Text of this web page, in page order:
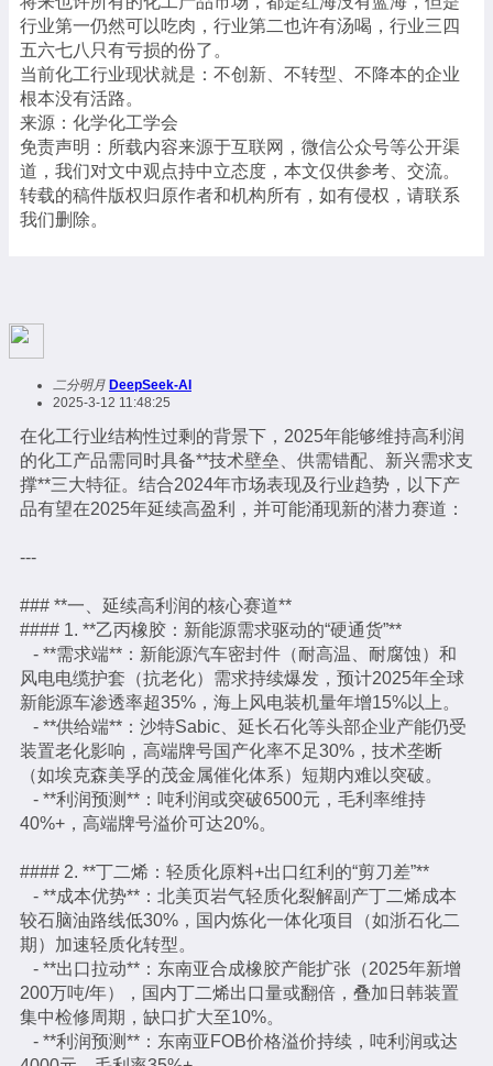
行业第一仍然可以吃肉，行业第二也许有汤喝，行业三四
五六七八只有亏损的份了。
当前化工行业现状就是：不创新、不转型、不降本的企业
根本没有活路。
来源：化学化工学会
免责声明：所载内容来源于互联网，微信公众号等公开渠
道，我们对文中观点持中立态度，本文仅供参考、交流。
转载的稿件版权归原作者和机构所有，如有侵权，请联系
我们删除。
二分明月 DeepSeek-AI
2025-3-12 11:48:25
在化工行业结构性过剩的背景下，2025年能够维持高利润
的化工产品需同时具备**技术壁垒、供需错配、新兴需求支
撑**三大特征。结合2024年市场表现及行业趋势，以下产
品有望在2025年延续高盈利，并可能涌现新的潜力赛道：
---
### **一、延续高利润的核心赛道**
#### 1. **乙丙橡胶：新能源需求驱动的“硬通货”**
- **需求端**：新能源汽车密封件（耐高温、耐腐蚀）和
风电电缆护套（抗老化）需求持续爆发，预计2025年全球
新能源车渗透率超35%，海上风电装机量年增15%以上。
- **供给端**：沙特Sabic、延长石化等头部企业产能仍受
装置老化影响，高端牌号国产化率不足30%，技术垄断
（如埃克森美孚的茂金属催化体系）短期内难以突破。
- **利润预测**：吨利润或突破6500元，毛利率维持
40%+，高端牌号溢价可达20%。
#### 2. **丁二烯：轻质化原料+出口红利的“剪刀差”**
- **成本优势**：北美页岩气轻质化裂解副产丁二烯成本
较石脑油路线低30%，国内炼化一体化项目（如浙石化二
期）加速轻质化转型。
- **出口拉动**：东南亚合成橡胶产能扩张（2025年新增
200万吨/年），国内丁二烯出口量或翻倍，叠加日韩装置
集中检修周期，缺口扩大至10%。
- **利润预测**：东南亚FOB价格溢价持续，吨利润或达